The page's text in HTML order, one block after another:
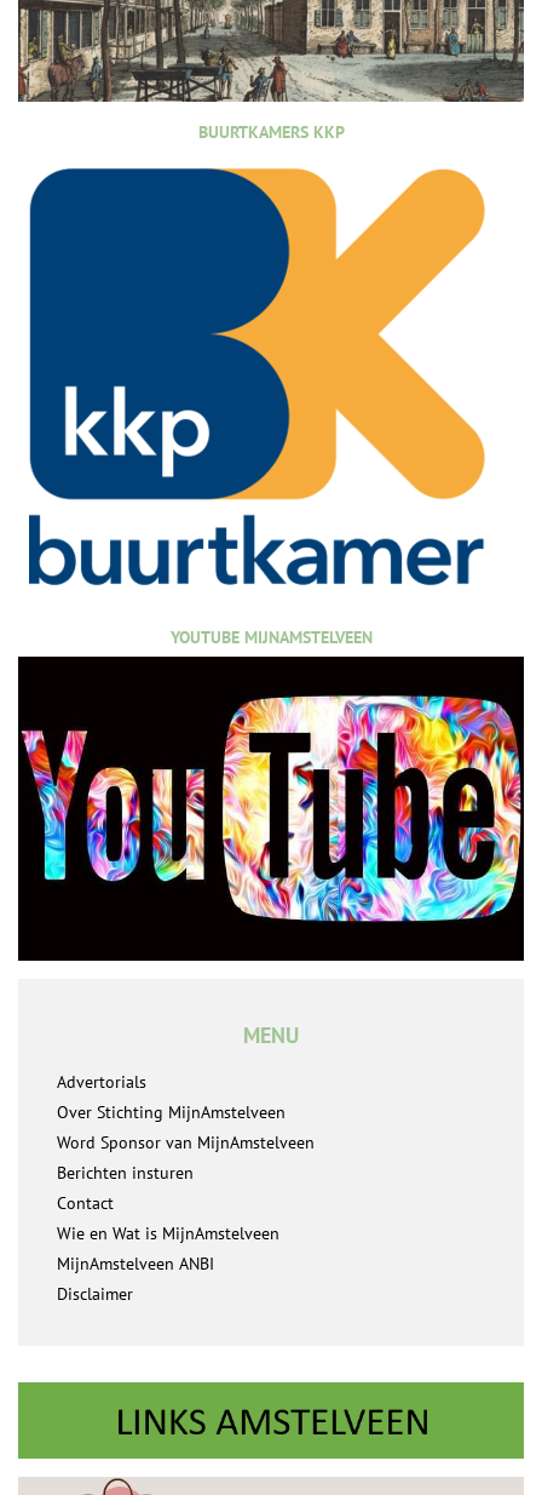
BUURTKAMERS KKP
YOUTUBE MIJNAMSTELVEEN
MENU
Advertorials
Over Stichting MijnAmstelveen
Word Sponsor van MijnAmstelveen
Berichten insturen
Contact
Wie en Wat is MijnAmstelveen
MijnAmstelveen ANBI
Disclaimer